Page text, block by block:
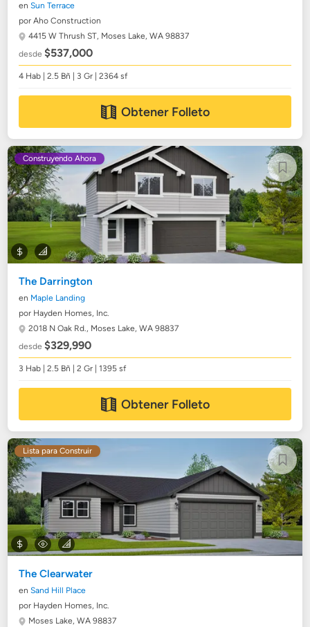
enSun Terrace
por Aho Construction
4415 W Thrush ST, Moses Lake, WA 98837
desde$537,000
4 Hab | 2.5 Bñ | 3 Gr | 2364 sf
Obtener Folleto
Construyendo Ahora
The Darrington
en Maple Landing
por Hayden Homes, Inc.
2018 N Oak Rd., Moses Lake, WA 98837
desde$329,990
3 Hab | 2.5 Bñ | 2 Gr | 1395 sf
Obtener Folleto
Lista para Construir
The Clearwater
enSand Hill Place
por Hayden Homes, Inc.
Moses Lake, WA 98837